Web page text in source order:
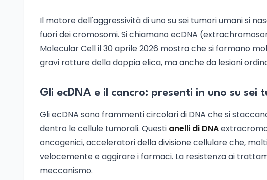
Il motore dell'aggressività di uno su sei tumori umani si
fuori dei cromosomi. Si chiamano ecDNA
Molecular Cell il 30 aprile 2026 mostra che si formano
gravi rotture della doppia elica, ma anche da lesioni
Gli ecDNA e il cancro: presenti in uno su sei
Gli ecDNA sono frammenti circolari di DNA che si
dentro le cellule tumorali. Questi anelli di DNA
oncogenici, acceleratori della divisione cellulare che,
velocemente e aggirare i farmaci. La resistenza ai
meccanismo.